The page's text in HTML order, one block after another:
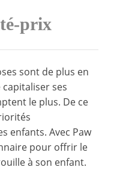
prix
sont de plus en
ses
le plus. De ce
enfants. Avec Paw
pour offrir le
à son enfant.